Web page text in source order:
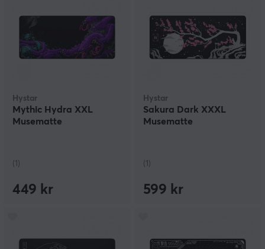
Hystar
Mythic Hydra XXL
Musematte
(1)
449 kr
Hystar
Sakura Dark XXXL
Musematte
(1)
599 kr